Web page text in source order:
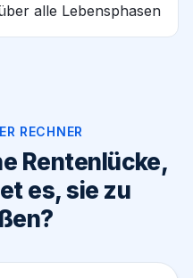
alle Lebensphasen
RECHNER
Rentenlücke,
es, sie zu